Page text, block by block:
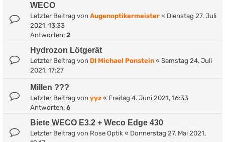
WECO
Letzter Beitrag von Augenoptikermeister « Dienstag 27. Juli
2021, 13:33
Antworten: 2
Hydrozon Lötgerät
Letzter Beitrag von DI Michael Ponstein « Samstag 24. Juli
2021, 17:27
Millen ???
Letzter Beitrag von yyz « Freitag 4. Juni 2021, 16:33
Antworten: 6
Biete WECO E3.2 + Weco Edge 430
Letzter Beitrag von Rose Optik « Donnerstag 27. Mai 2021,